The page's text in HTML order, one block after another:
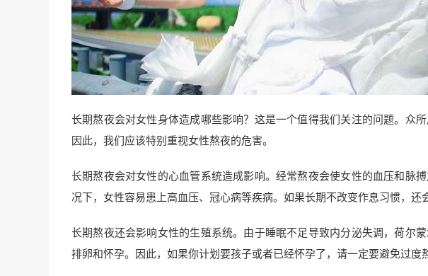
长期熬夜会对女性身体造成哪些影响？这是一个值得我们关注的问题。众
因此，我们应该特别重视女性熬夜的危害。
长期熬夜会对女性的心血管系统造成影响。经常熬夜会使女性的血压和脉
况下，女性容易患上高血压、冠心病等疾病。如果长期不改变作息习惯，还
长期熬夜还会影响女性的生殖系统。由于睡眠不足导致内分泌失调，荷尔
排卵和怀孕。因此，如果你计划要孩子或者已经怀孕了，请一定要避免过度